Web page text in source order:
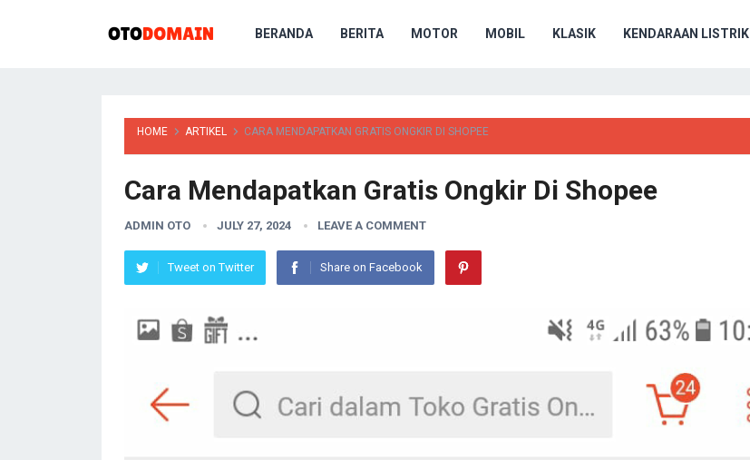
BERANDA BERITA MOTOR MOBIL KLASIK KENDARAAN LISTRIK
HOME ARTIKEL CARA MENDAPATKAN GRATIS ONGKIR DI SHOPEE
Cara Mendapatkan Gratis Ongkir Di Shopee
ADMIN OTO JULY 27, 2024 LEAVE A COMMENT
Tweet on Twitter Share on Facebook